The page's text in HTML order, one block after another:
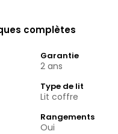
complètes
Garantie
2 ans
Type de lit
Lit coffre
Rangements
Oui